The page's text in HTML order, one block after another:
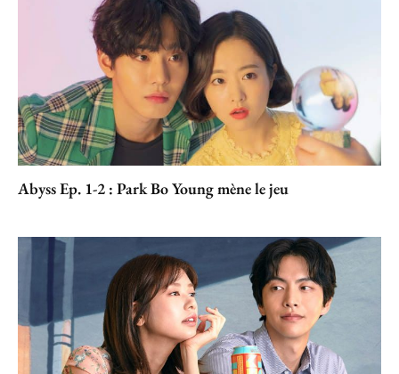
Abyss Ep. 1-2 : Park Bo Young mène le jeu